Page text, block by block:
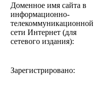
Доменное имя сайта в
информационно-
телекоммуникационной
сети Интернет (для
сетевого издания):
Зарегистрировано: